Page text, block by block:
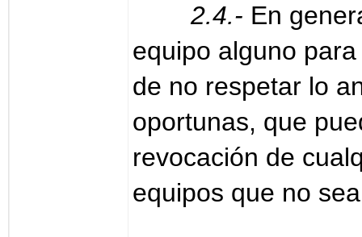
2.4.- En
equipo alguno
de no respetar lo
oportunas, que
revocación de
equipos que no